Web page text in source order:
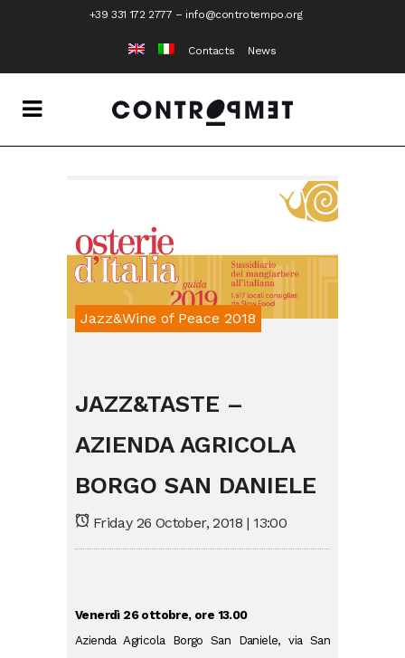
+39 331 172 2777 – info@controtempo.org
Contacts News
Jazz&Wine of Peace 2018
JAZZ&TASTE –
AZIENDA AGRICOLA
BORGO SAN DANIELE
Friday 26 October, 2018 | 13:00
Venerdì 26 ottobre, ore 13.00
Azienda Agricola Borgo San Daniele, via San